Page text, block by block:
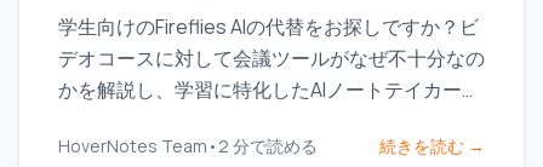
学生向けのFireflies AIの代替をお探しですか？ビ
デオコースに対して会議ツールがなぜ不十分なの
かを解説し、学習に特化したAIノートテイカーを
HoverNotes Team • 2 分で読める 続きを読む →